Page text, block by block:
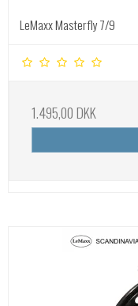
LeMaxx Masterfly 7/9
1.495,00 DKK